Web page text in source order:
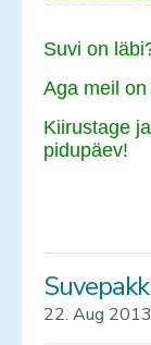
Suvi on
Aga meil
Kiirustage
pidupäev!
22. Aug 2013